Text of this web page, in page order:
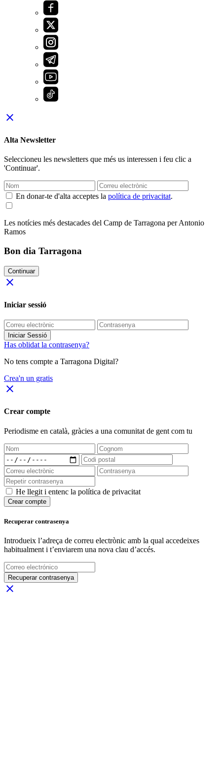
close
Alta Newsletter
Seleccioneu les newsletters que més us interessen i feu clic a
'Continuar'.
En donar-te d'alta acceptes la política de privacitat.
Les notícies més destacades del Camp de Tarragona per Antonio
Ramos
Bon dia Tarragona
Continuar
close
Iniciar sessió
Iniciar Sessió
Has oblidat la contrasenya?
No tens compte a Tarragona Digital?
Crea'n un gratis
close
Crear compte
Periodisme en català, gràcies a una comunitat de gent com tu
He llegit i entenc la política de privacitat
Crear compte
Recuperar contrasenya
Introdueix l’adreça de correu electrònic amb la qual accedeixes
habitualment i t’enviarem una nova clau d’accés.
Recuperar contrasenya
close